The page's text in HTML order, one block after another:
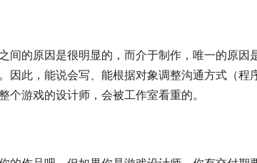
间的原因是很明显的，而介于制作，唯一的原因
因此，能说会写、能根据对象调整沟通方式（程
游戏的设计师，会被工作室看重的。